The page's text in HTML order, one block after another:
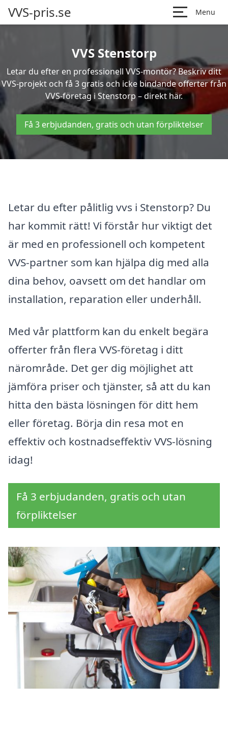
VVS-pris.se Menu
VVS Stenstorp
Letar du efter en professionell VVS-montör? Beskriv ditt
VVS-projekt och få 3 gratis och icke bindande offerter från
VVS-företag i Stenstorp – direkt här.
Få 3 erbjudanden, gratis och utan förpliktelser
Letar du efter pålitlig vvs i Stenstorp? Du
har kommit rätt! Vi förstår hur viktigt det
är med en professionell och kompetent
VVS-partner som kan hjälpa dig med alla
dina behov, oavsett om det handlar om
installation, reparation eller underhåll.
Med vår plattform kan du enkelt begära
offerter från flera VVS-företag i ditt
närområde. Det ger dig möjlighet att
jämföra priser och tjänster, så att du kan
hitta den bästa lösningen för ditt hem
eller företag. Börja din resa mot en
effektiv och kostnadseffektiv VVS-lösning
idag!
Få 3 erbjudanden, gratis och utan
förpliktelser